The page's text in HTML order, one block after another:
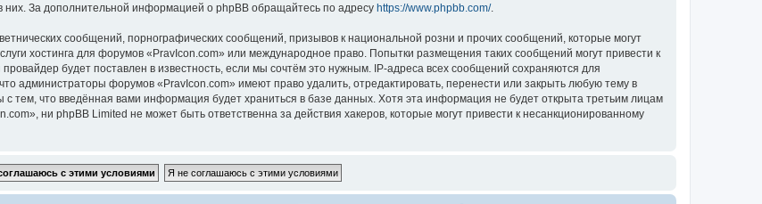
них. За дополнительной информацией о phpBB обращайтесь по адресу https://www.phpbb.com/.
сообщений, порнографических сообщений, призывов к национальной розни и прочих сообщений, которые могут
хостинга для форумов «PravIcon.com» или международное право. Попытки размещения таких сообщений могут привести к
будет поставлен в известность, если мы сочтём это нужным. IP-адреса всех сообщений сохраняются для
администраторы форумов «PravIcon.com» имеют право удалить, отредактировать, перенести или закрыть любую тему в
тем, что введённая вами информация будет храниться в базе данных. Хотя эта информация не будет открыта третьим лицам
ни phpBB Limited не может быть ответственна за действия хакеров, которые могут привести к несанкционированному